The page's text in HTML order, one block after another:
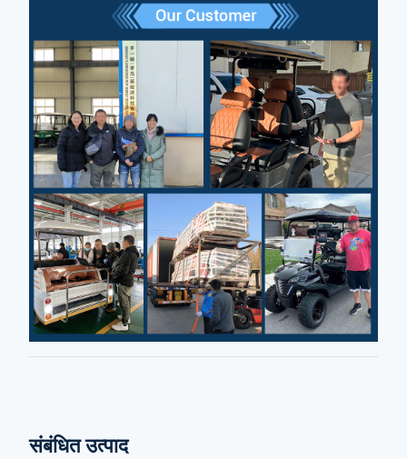
संबंधित उत्पाद